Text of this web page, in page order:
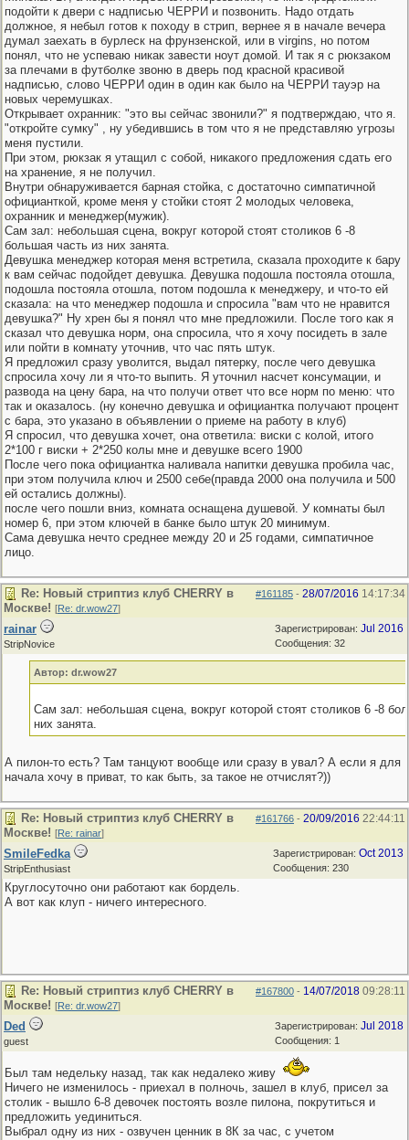
подойти к двери с надписью ЧЕРРИ и позвонить. Надо отдать
должное, я небыл готов к походу в стрип, вернее я в начале вечера
думал заехать в бурлеск на фрунзенской, или в virgins, но потом
понял, что не успеваю никак завести ноут домой. И так я с рюкзаком
за плечами в футболке звоню в дверь под красной красивой
надписью, слово ЧЕРРИ один в один как было на ЧЕРРИ тауэр на
новых черемушках.
Открывает охранник: "это вы сейчас звонили?" я подтверждаю, что я.
"откройте сумку" , ну убедившись в том что я не представляю угрозы
меня пустили.
При этом, рюкзак я утащил с собой, никакого предложения сдать его
на хранение, я не получил.
Внутри обнаруживается барная стойка, с достаточно симпатичной
официанткой, кроме меня у стойки стоят 2 молодых человека,
охранник и менеджер(мужик).
Сам зал: небольшая сцена, вокруг которой стоят столиков 6 -8
большая часть из них занята.
Девушка менеджер которая меня встретила, сказала проходите к бару
к вам сейчас подойдет девушка. Девушка подошла постояла отошла,
подошла постояла отошла, потом подошла к менеджеру, и что-то ей
сказала: на что менеджер подошла и спросила "вам что не нравится
девушка?" Ну хрен бы я понял что мне предложили. После того как я
сказал что девушка норм, она спросила, что я хочу посидеть в зале
или пойти в комнату уточнив, что час пять штук.
Я предложил сразу уволится, выдал пятерку, после чего девушка
спросила хочу ли я что-то выпить. Я уточнил насчет консумации, и
развода на цену бара, на что получи ответ что все норм по меню: что
так и оказалось. (ну конечно девушка и официантка получают процент
с бара, это указано в объявлении о приеме на работу в клуб)
Я спросил, что девушка хочет, она ответила: виски с колой, итого
2*100 г виски + 2*250 колы мне и девушке всего 1900
После чего пока официантка наливала напитки девушка пробила час,
при этом получила ключ и 2500 себе(правда 2000 она получила и 500
ей остались должны).
после чего пошли вниз, комната оснащена душевой. У комнаты был
номер 6, при этом ключей в банке было штук 20 минимум.
Сама девушка нечто среднее между 20 и 25 годами, симпатичное
лицо.
#161185 - 28/07/2016 14:17:34
Re: Новый стриптиз клуб CHERRY в
Москве! [Re: dr.wow27]
Зарегистрирован: Jul 2016
Сообщения: 32
rainar
StripNovice
Автор: dr.wow27
Сам зал: небольшая сцена, вокруг которой стоят столиков 6 -8
них занята.
А пилон-то есть? Там танцуют вообще или сразу в увал? А если я для
начала хочу в приват, то как быть, за такое не отчислят?))
#161766 - 20/09/2016 22:44:11
Re: Новый стриптиз клуб CHERRY в
Москве! [Re: rainar]
Зарегистрирован: Oct 2013
Сообщения: 230
SmileFedka
StripEnthusiast
Круглосуточно они работают как бордель.
А вот как клуп - ничего интересного.
#167800 - 14/07/2018 09:28:11
Re: Новый стриптиз клуб CHERRY в
Москве! [Re: dr.wow27]
Зарегистрирован: Jul 2018
Сообщения: 1
Ded
guest
Был там недельку назад, так как недалеко живу
Ничего не изменилось - приехал в полночь, зашел в клуб, присел за
столик - вышло 6-8 девочек постоять возле пилона, покрутиться и
предложить уединиться.
Выбрал одну из них - озвучен ценник в 8К за час, с учетом